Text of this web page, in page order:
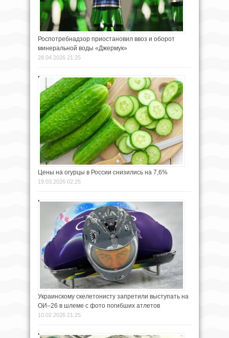
Роспотребнадзор приостановил ввоз и оборот
минеральной воды «Джермук»
28.04.2026 21:25
Цены на огурцы в России снизились на 7,6%
19.03.2026 02:25
Украинскому скелетонисту запретили выступать на
ОИ–26 в шлеме с фото погибших атлетов
10.02.2026 21:25